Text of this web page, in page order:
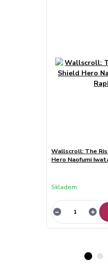
Wallscroll: The
Hero Naofumi
Skladem